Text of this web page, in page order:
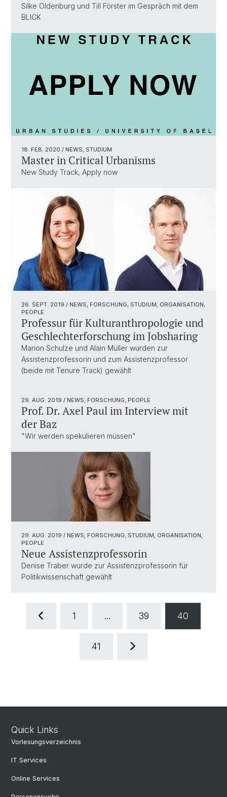
Silke Oldenburg und Till Förster im Gespräch mit dem
BLICK
18. FEB. 2020 / NEWS, STUDIUM
Master in Critical Urbanisms
New Study Track, Apply now
26. SEPT. 2019 / NEWS, FORSCHUNG, STUDIUM, ORGANISATION,
PEOPLE
Professur für Kulturanthropologie und
Geschlechterforschung im Jobsharing
Marion Schulze und Alain Müller wurden zur
Assistenzprofessorin und zum Assistenzprofessor
(beide mit Tenure Track) gewählt
29. AUG. 2019 / NEWS, FORSCHUNG, PEOPLE
Prof. Dr. Axel Paul im Interview mit
der Baz
"Wir werden spekulieren müssen"
29. AUG. 2019 / NEWS, FORSCHUNG, STUDIUM, ORGANISATION,
PEOPLE
Neue Assistenzprofessorin
Denise Traber wurde zur Assistenzprofessorin für
Politikwissenschaft gewählt
1 ... 39 40
41
Quick Links
Vorlesungsverzeichnis
IT Services
Online Services